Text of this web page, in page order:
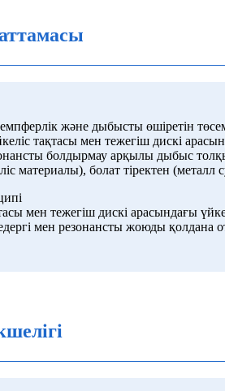
және дыбысты өшіретін
тақтасы мен тежегіш дискі
болдырмау арқылы дыбыс
материалы), болат тіректен
мен тежегіш дискі арасындағы
мен резонансты жоюды